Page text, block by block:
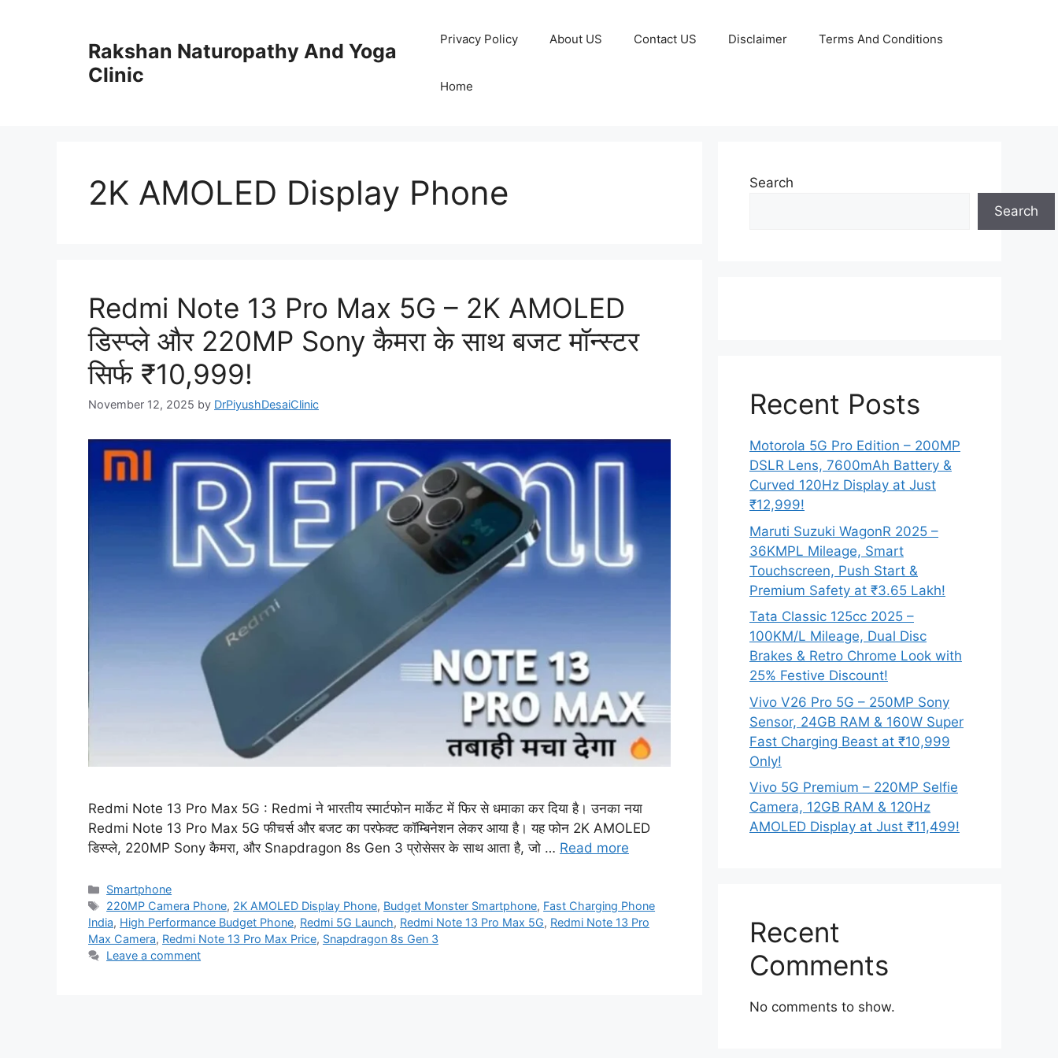
Rakshan Naturopathy And Yoga
Clinic
Privacy Policy About US Contact US Disclaimer Terms And Conditions
Home
2K AMOLED Display Phone
Redmi Note 13 Pro Max 5G – 2K AMOLED
डिस्प्ले और 220MP Sony कैमरा के साथ बजट मॉन्स्टर
सिर्फ ₹10,999!
November 12, 2025 by DrPiyushDesaiClinic
Redmi Note 13 Pro Max 5G : Redmi ने भारतीय स्मार्टफोन मार्केट में फिर से धमाका कर दिया है। उनका नया
Redmi Note 13 Pro Max 5G फीचर्स और बजट का परफेक्ट कॉम्बिनेशन लेकर आया है। यह फोन 2K AMOLED
डिस्प्ले, 220MP Sony कैमरा, और Snapdragon 8s Gen 3 प्रोसेसर के साथ आता है, जो … Read more
Categories
Smartphone
Tags
220MP Camera Phone, 2K AMOLED Display Phone, Budget Monster Smartphone, Fast Charging Phone
India, High Performance Budget Phone, Redmi 5G Launch, Redmi Note 13 Pro Max 5G, Redmi Note 13 Pro
Max Camera, Redmi Note 13 Pro Max Price, Snapdragon 8s Gen 3
Leave a comment
Search
Search
Recent Posts
Motorola 5G Pro Edition – 200MP
DSLR Lens, 7600mAh Battery &
Curved 120Hz Display at Just
₹12,999!
Maruti Suzuki WagonR 2025 –
36KMPL Mileage, Smart
Touchscreen, Push Start &
Premium Safety at ₹3.65 Lakh!
Tata Classic 125cc 2025 –
100KM/L Mileage, Dual Disc
Brakes & Retro Chrome Look with
25% Festive Discount!
Vivo V26 Pro 5G – 250MP Sony
Sensor, 24GB RAM & 160W Super
Fast Charging Beast at ₹10,999
Only!
Vivo 5G Premium – 220MP Selfie
Camera, 12GB RAM & 120Hz
AMOLED Display at Just ₹11,499!
Recent
Comments
No comments to show.